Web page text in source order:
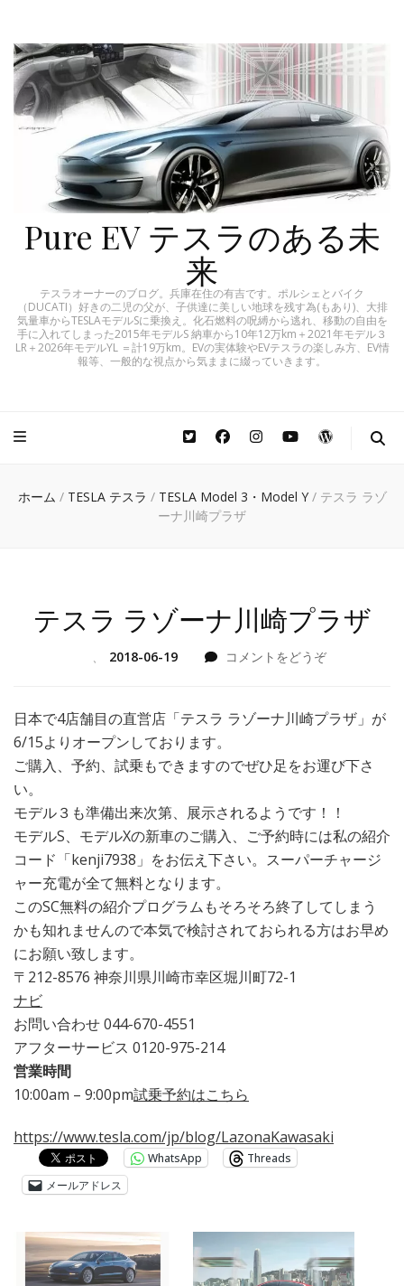
Pure EV テスラのある未
来
テスラオーナーのブログ。兵庫在住の有吉です。ポルシェとバイク
（DUCATI）好きの二児の父が、子供達に美しい地球を残す為(もあり)、大排
気量車からTESLAモデルSに乗換え。化石燃料の呪縛から逃れ、移動の自由を
手に入れてしまった2015年モデルS 納車から10年12万km＋2021年モデル３
LR＋2026年モデルYL ＝計19万km。EVの実体験やEVテスラの楽しみ方、EV情
報等、一般的な視点から気ままに綴っていきます。
ホーム / TESLA テスラ / TESLA Model 3・Model Y / テスラ ラゾ
ーナ川崎プラザ
テスラ ラゾーナ川崎プラザ
、 2018-06-19 コメントをどうぞ(テ
ラ
ナ
崎
プ
ラ
ザ)
日本で4店舗目の直営店「テスラ ラゾーナ川崎プラザ」が
6/15よりオープンしております。
ご購入、予約、試乗もできますのでぜひ足をお運び下さ
い。
モデル３も準備出来次第、展示されるようです！！
モデルS、モデルXの新車のご購入、ご予約時には私の紹介
コード「kenji7938」をお伝え下さい。スーパーチャージ
ャー充電が全て無料となります。
このSC無料の紹介プログラムもそろそろ終了してしまう
かも知れませんので本気で検討されておられる方はお早め
にお願い致します。
〒212-8576 神奈川県川崎市幸区堀川町72-1
ナビ
お問い合わせ044-670-4551
アフターサービス 0120-975-214
営業時間
10:00am – 9:00pm試乗予約はこちら
https://www.tesla.com/jp/blog/LazonaKawasaki
WhatsApp
Threads
メールアドレス